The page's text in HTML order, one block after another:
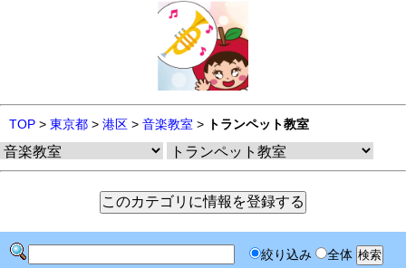
TOP > 東京都 > 港区 > 音楽教室 > トランペット教室
絞り込み 全体